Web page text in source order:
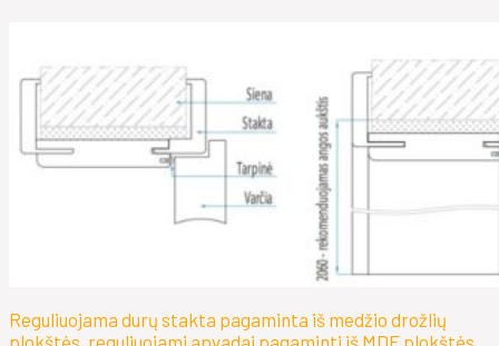
Reguliuojama durų stakta pagaminta iš medžio drožlių
plokštės, reguliuojami apvadai pagaminti iš MDF plokštės.